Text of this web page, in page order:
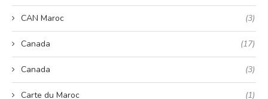
CAN Maroc (3)
Canada (17)
Canada (3)
Carte du Maroc (1)